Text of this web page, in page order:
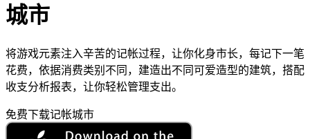
城市
将游戏元素注入辛苦的记帐过程，让你化身市长，每记下一笔
花费，依据消费类别不同，建造出不同可爱造型的建筑，搭配
收支分析报表，让你轻松管理支出。
免费下载记帐城市